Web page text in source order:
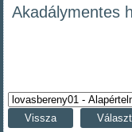
Akadálymentes
Vissza Választ